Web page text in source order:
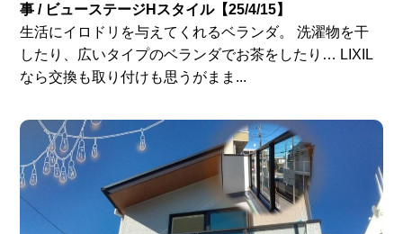
事 / ビューステージHスタイル【25/4/15】
生活にイロドリを与えてくれるベランダ。 洗濯物を干
したり、広いタイプのベランダでお茶をしたり… LIXIL
なら交換も取り付けも思うがまま...